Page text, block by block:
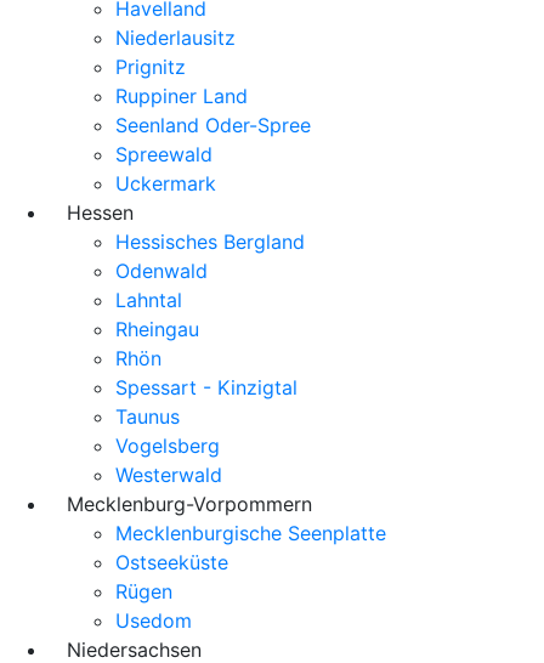
Havelland
Niederlausitz
Prignitz
Ruppiner Land
Seenland Oder-Spree
Spreewald
Uckermark
Hessen
Hessisches Bergland
Odenwald
Lahntal
Rheingau
Rhön
Spessart - Kinzigtal
Taunus
Vogelsberg
Westerwald
Mecklenburg-Vorpommern
Mecklenburgische Seenplatte
Ostseeküste
Rügen
Usedom
Niedersachsen